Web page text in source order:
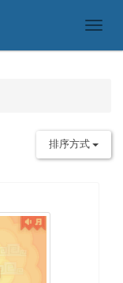
排序方式